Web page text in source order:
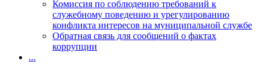
Комиссия по соблюдению требований к
служебному поведению и урегулированию
конфликта интересов на муниципальной службе
Обратная связь для сообщений о фактах
коррупции
...